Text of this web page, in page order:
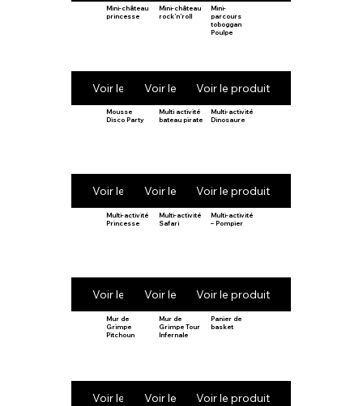
Mini-château
princesse
Voir le produit
Mini-château
rock’n’roll
Voir le produit
Mini-
parcours
toboggan
Poulpe
Voir le produit
Mousse
Disco Party
Voir le produit
Multi activité
bateau pirate
Voir le produit
Multi-activité
Dinosaure
Voir le produit
Multi-activité
Princesse
Voir le produit
Multi-activité
Safari
Voir le produit
Multi-activité
– Pompier
Voir le produit
Mur de
Grimpe
Pitchoun
Voir le produit
Mur de
Grimpe Tour
Infernale
Voir le produit
Panier de
basket
Voir le produit